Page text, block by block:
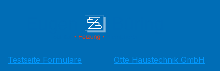
Testseite Formulare
Otte Haustechnik GmbH